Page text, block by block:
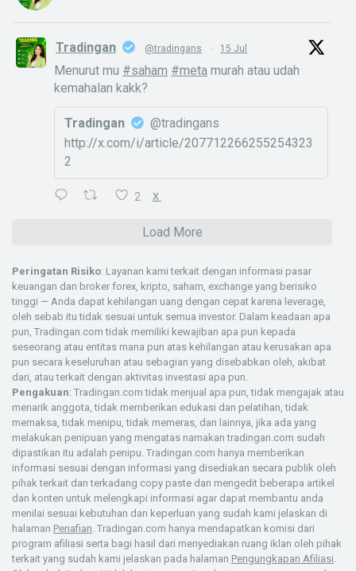
Tradingan @tradingans · 15 Jul
Menurut mu #saham #meta murah atau udah
kemahalan kakk?
Tradingan
@tradingans
http://x.com/i/article/207712266255254323
2
2 X
Load More
Peringatan Risiko: Layanan kami terkait dengan informasi pasar
keuangan dan broker forex, kripto, saham, exchange yang berisiko
tinggi — Anda dapat kehilangan uang dengan cepat karena leverage,
oleh sebab itu tidak sesuai untuk semua investor. Dalam keadaan apa
pun, Tradingan.com tidak memiliki kewajiban apa pun kepada
seseorang atau entitas mana pun atas kehilangan atau kerusakan apa
pun secara keseluruhan atau sebagian yang disebabkan oleh, akibat
dari, atau terkait dengan aktivitas investasi apa pun.
Pengakuan: Tradingan.com tidak menjual apa pun, tidak mengajak atau
menarik anggota, tidak memberikan edukasi dan pelatihan, tidak
memaksa, tidak menipu, tidak memeras, dan lainnya, jika ada yang
melakukan penipuan yang mengatas namakan tradingan.com sudah
dipastikan itu adalah penipu. Tradingan.com hanya memberikan
informasi sesuai dengan informasi yang disediakan secara publik oleh
pihak terkait dan terkadang copy paste dan mengedit beberapa artikel
dan konten untuk melengkapi informasi agar dapat membantu anda
menilai sesuai kebutuhan dan keperluan yang sudah kami jelaskan di
halaman Penafian. Tradingan.com hanya mendapatkan komisi dari
program afiliasi serta bagi hasil dari menyediakan ruang iklan oleh pihak
terkait yang sudah kami jelaskan pada halaman Pengungkapan Afiliasi.